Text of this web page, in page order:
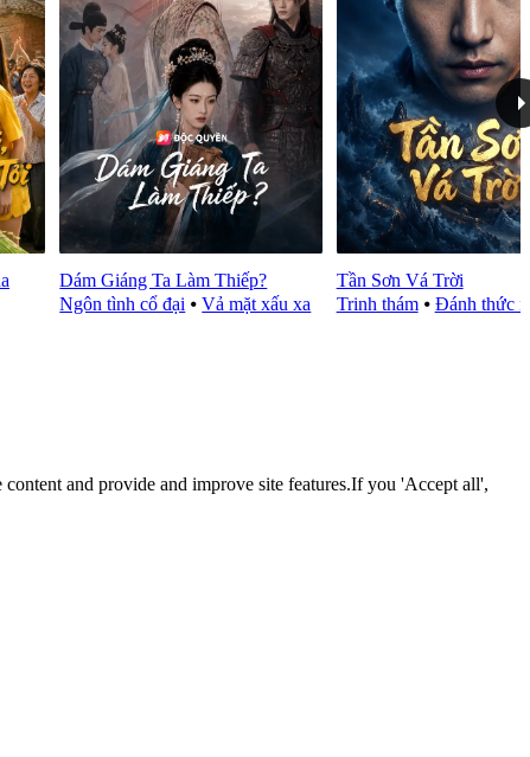
Dám Giáng Ta Làm Thiếp?
Ngôn tình cổ đại ⦁Vả mặt xấu xa
Tần Sơn Vá Trời
Trinh thám⦁ Đánh thức
and provide and improve site features.If you 'Accept all',